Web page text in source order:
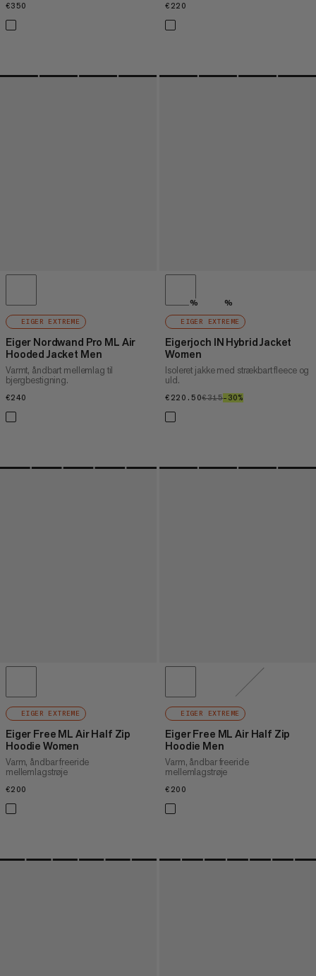
€350 €220
EIGER EXTREME
Eiger Nordwand Pro ML Air
Hooded Jacket Men
Varmt, åndbart mellemlag til
bjergbestigning.
€240
% %
EIGER EXTREME
Eigerjoch IN Hybrid Jacket
Women
Isoleret jakke med strækbart fleece og
uld.
€220.50€220.50
€315€315
–30%
EIGER EXTREME
Eiger Free ML Air Half Zip
Hoodie Women
Varm, åndbar freeride
mellemlagstrøje
€200
EIGER EXTREME
Eiger Free ML Air Half Zip
Hoodie Men
Varm, åndbar freeride
mellemlagstrøje
€200